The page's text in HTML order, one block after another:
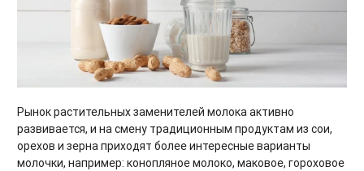
Рынок растительных заменителей молока активно
развивается, и на смену традиционным продуктам из сои,
орехов и зерна приходят более интересные варианты
молочки, например: конопляное молоко, маковое, гороховое